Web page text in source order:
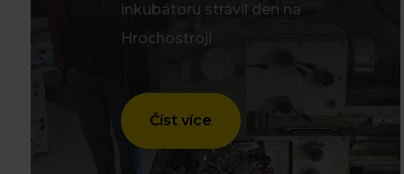
inkubátoru strávil den na
Hrochostroji
Číst více